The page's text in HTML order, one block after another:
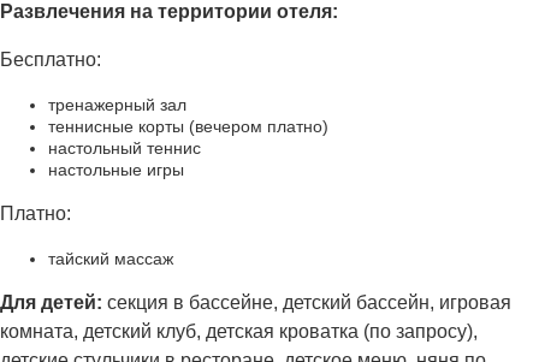
Развлечения на территории отеля:
Бесплатно:
тренажерный зал
теннисные корты (вечером платно)
настольный теннис
настольные игры
Платно:
тайский массаж
Для детей: секция в бассейне, детский бассейн, игровая
комната, детский клуб, детская кроватка (по запросу),